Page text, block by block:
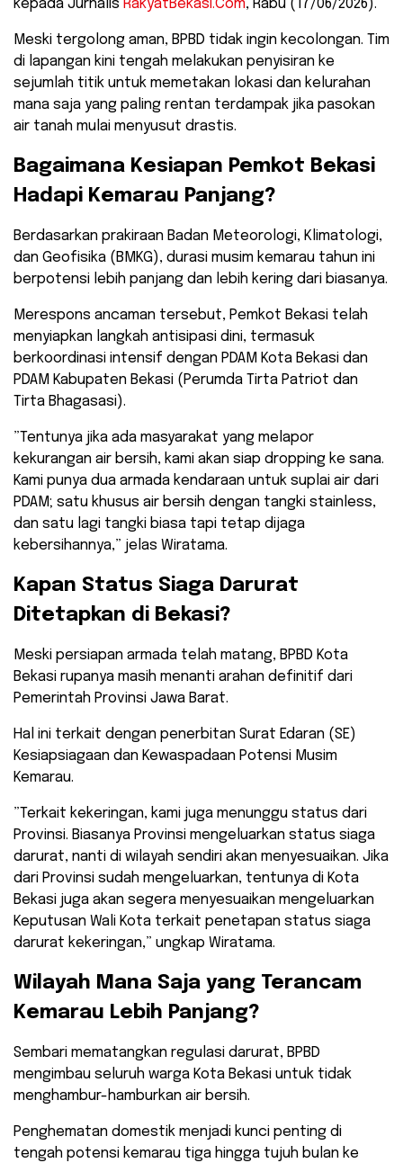
kepada Jurnalis RakyatBekasi.Com, Rabu (17/06/2026).
​Meski tergolong aman, BPBD tidak ingin kecolongan. Tim
di lapangan kini tengah melakukan penyisiran ke
sejumlah titik untuk memetakan lokasi dan kelurahan
mana saja yang paling rentan terdampak jika pasokan
air tanah mulai menyusut drastis.
​Bagaimana Kesiapan Pemkot Bekasi
Hadapi Kemarau Panjang?
​Berdasarkan prakiraan Badan Meteorologi, Klimatologi,
dan Geofisika (BMKG), durasi musim kemarau tahun ini
berpotensi lebih panjang dan lebih kering dari biasanya.
Merespons ancaman tersebut, Pemkot Bekasi telah
menyiapkan langkah antisipasi dini, termasuk
berkoordinasi intensif dengan PDAM Kota Bekasi dan
PDAM Kabupaten Bekasi (Perumda Tirta Patriot dan
Tirta Bhagasasi).
​”Tentunya jika ada masyarakat yang melapor
kekurangan air bersih, kami akan siap dropping ke sana.
Kami punya dua armada kendaraan untuk suplai air dari
PDAM; satu khusus air bersih dengan tangki stainless,
dan satu lagi tangki biasa tapi tetap dijaga
kebersihannya,” jelas Wiratama.
​Kapan Status Siaga Darurat
Ditetapkan di Bekasi?
​Meski persiapan armada telah matang, BPBD Kota
Bekasi rupanya masih menanti arahan definitif dari
Pemerintah Provinsi Jawa Barat.
Hal ini terkait dengan penerbitan Surat Edaran (SE)
Kesiapsiagaan dan Kewaspadaan Potensi Musim
Kemarau.
​”Terkait kekeringan, kami juga menunggu status dari
Provinsi. Biasanya Provinsi mengeluarkan status siaga
darurat, nanti di wilayah sendiri akan menyesuaikan. Jika
dari Provinsi sudah mengeluarkan, tentunya di Kota
Bekasi juga akan segera menyesuaikan mengeluarkan
Keputusan Wali Kota terkait penetapan status siaga
darurat kekeringan,” ungkap Wiratama.
​Wilayah Mana Saja yang Terancam
Kemarau Lebih Panjang?
​Sembari mematangkan regulasi darurat, BPBD
mengimbau seluruh warga Kota Bekasi untuk tidak
menghambur-hamburkan air bersih.
Penghematan domestik menjadi kunci penting di
tengah potensi kemarau tiga hingga tujuh bulan ke